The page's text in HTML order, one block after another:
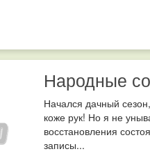
Народные
Начался дачный
коже рук! Но я не
восстановления
записы...